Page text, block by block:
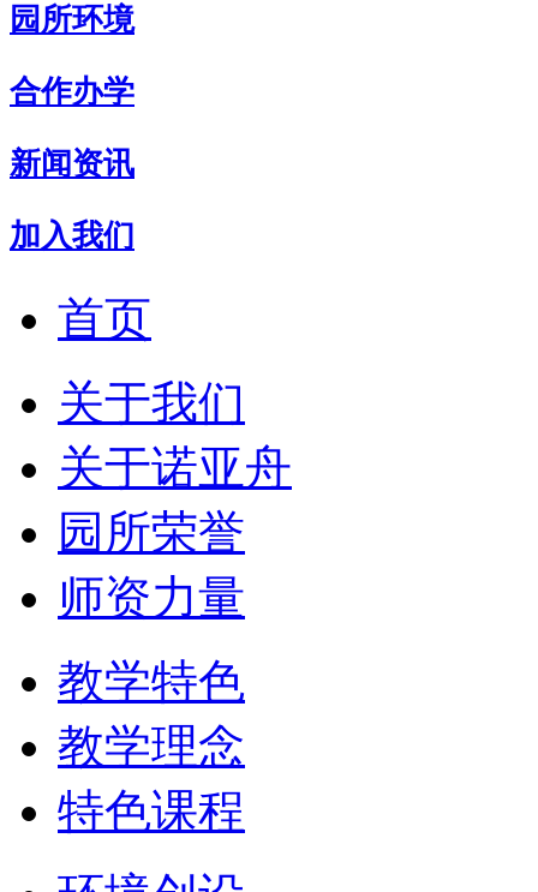
园所环境
合作办学
新闻资讯
加入我们
首页
关于我们
关于诺亚舟
园所荣誉
师资力量
教学特色
教学理念
特色课程